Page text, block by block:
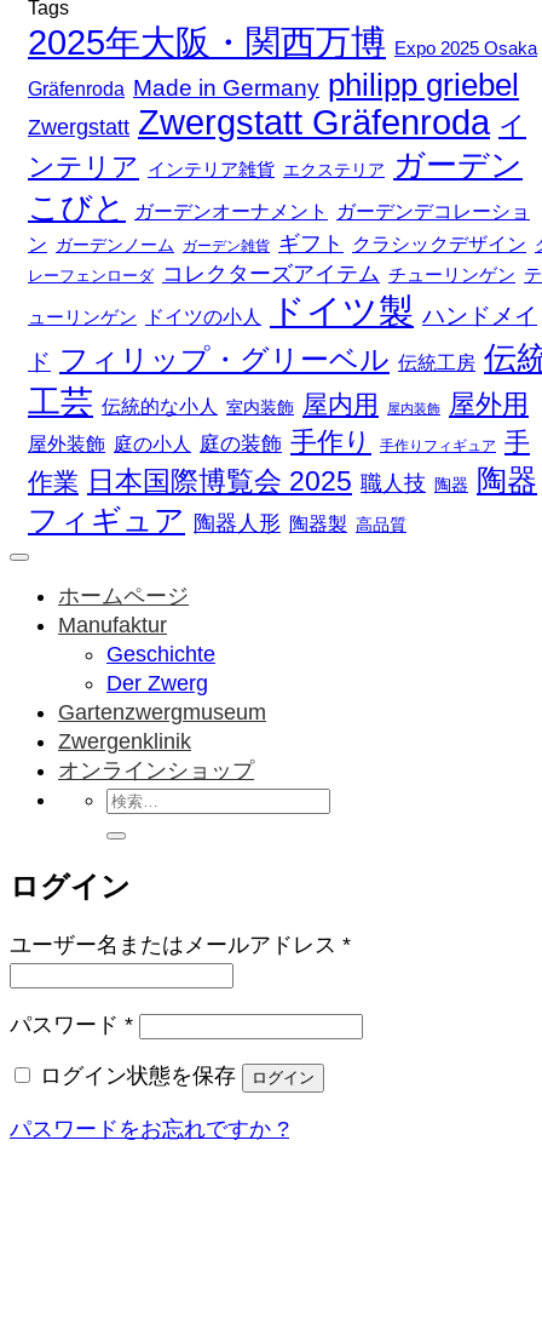
Tags
2025年大阪・関西万博 Expo 2025 Osaka
Gräfenroda Made in Germany philipp griebel
Zwergstatt Zwergstatt Gräfenroda イ
ンテリア インテリア雑貨 エクステリア
ガーデン
こびと
ガーデンオーナメント
ガーデンデコレーショ
ン ガーデンノーム ガーデン雑貨 ギフト クラシックデザイン
レーフェンローダ コレクターズアイテム チューリンゲン テ
ューリンゲン ドイツの小人 ドイツ製 ハンドメイ
ド フィリップ・グリーベル 伝統工房 伝
工芸 伝統的な小人 室内装飾 屋内用 屋内装飾 屋外用
屋外装飾 庭の小人 庭の装飾 手作り 手作りフィギュア
手
作業 日本国際博覧会 2025 職人技 陶器 陶器
フィギュア 陶器人形 陶器製 高品質
ホームページ
Manufaktur
Geschichte
Der Zwerg
Gartenzwergmuseum
Zwergenklinik
オンラインショップ
検
索
象:
ログイン
ユーザー名またはメールアドレス *必
パスワード *必
ログイン状態を保存
ログイン
パスワードをお忘れですか ?